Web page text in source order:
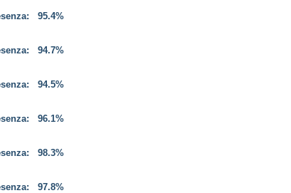
95.4%
94.7%
94.5%
96.1%
98.3%
97.8%